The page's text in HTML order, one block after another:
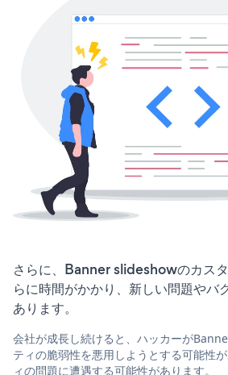
さらに、Banner slideshowのカス
らに時間がかかり、新しい問題やバ
あります。
会社が成長し続けると、ハッカーが
ティの脆弱性を悪用しようとする可能性
ィの問題に遭遇する可能性があります。